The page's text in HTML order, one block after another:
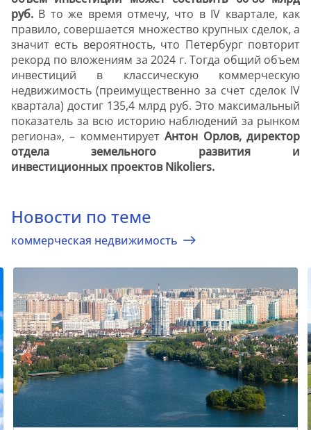
руб. В то же время отмечу, что в IV квартале, как
правило, совершается множество крупных сделок, а
значит есть вероятность, что Петербург повторит
рекорд по вложениям за 2024 г. Тогда общий объем
инвестиций в классическую коммерческую
недвижимость (преимущественно за счет сделок IV
квартала) достиг 135,4 млрд руб. Это максимальный
показатель за всю историю наблюдений за рынком
региона», – комментируетАнтон Орлов, директор
отдела земельного развития и
инвестиционных проектов Nikoliers.
Новости по теме
коммерческая недвижимость